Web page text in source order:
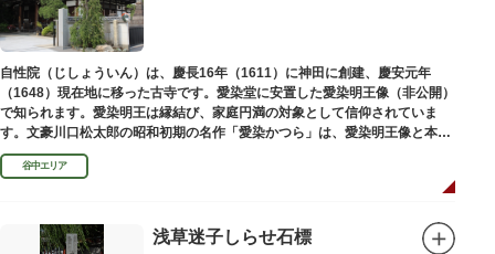
自性院（じしょういん）は、慶長16年（1611）に神田に創建、慶安元年
（1648）現在地に移った古寺です。愛染堂に安置した愛染明王像（非公開）
で知られます。愛染明王は縁結び、家庭円満の対象として信仰されていま
す。文豪川口松太郎の昭和初期の名作「愛染かつら」は、愛染明王像と本堂
前にあった桂の古木にヒントを得た作品だといわれます。
谷中エリア
浅草迷子しらせ石標